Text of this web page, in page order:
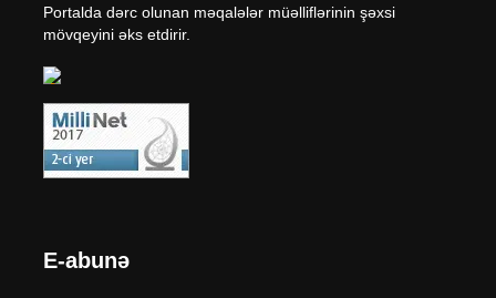
Portalda dərc olunan məqalələr müəlliflərinin şəxsi
mövqeyini əks etdirir.
E-abunə